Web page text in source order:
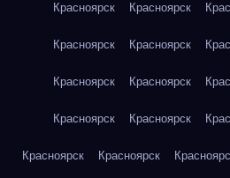
Красноярск Красноярск
Красноярск Красноярск
Красноярск Красноярск
Красноярск Красноярск
Красноярск Красноярск